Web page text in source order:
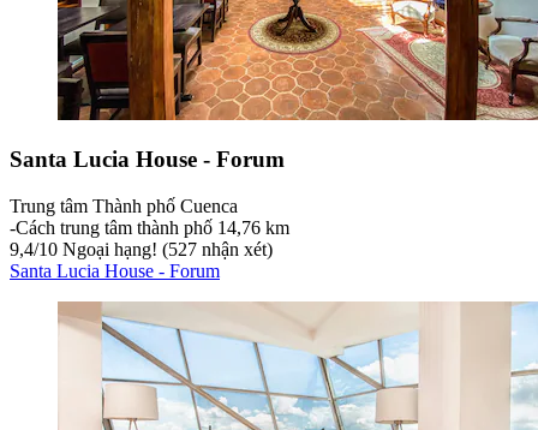
Santa Lucia House - Forum
Trung tâm Thành phố Cuenca
‐Cách trung tâm thành phố 14,76 km
9,4/10 Ngoại hạng! (527 nhận xét)
Santa Lucia House - Forum